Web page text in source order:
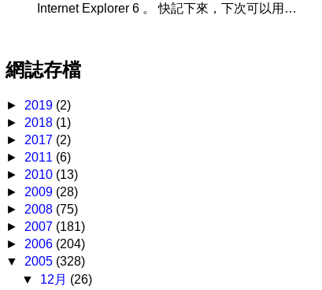
Internet Explorer 6 。 快記下來，下次可以用…
網誌存檔
► 2019 (2)
► 2018 (1)
► 2017 (2)
► 2011 (6)
► 2010 (13)
► 2009 (28)
► 2008 (75)
► 2007 (181)
► 2006 (204)
▼ 2005 (328)
▼ 12月 (26)